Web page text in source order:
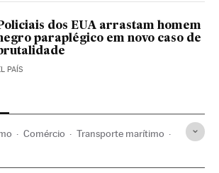
dos EUA arrastam homem
paraplégico em novo caso de
PAÍS
Comércio Transporte marítimo